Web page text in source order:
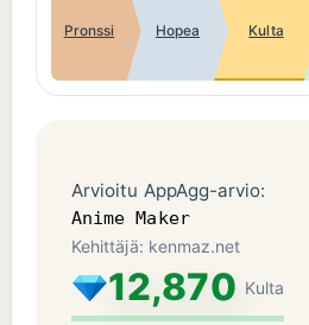
Pronssi Hopea Kulta
Arvioitu AppAgg-arvio:
Anime Maker
Kehittäjä: kenmaz.net
12,870 Kulta